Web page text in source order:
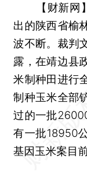
【财新网
出的陕西省榆
波不断。裁判
露，在靖边县
米制种田进行
制种玉米全部
过的一批
有一批18950
基因玉米案目